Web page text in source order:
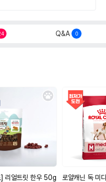
Q&A 0
] 리얼트릿 한우 50g
로얄캐닌 독 미